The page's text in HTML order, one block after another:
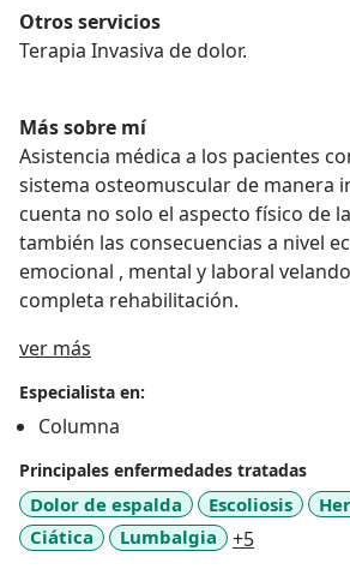
Otros servicios
Terapia Invasiva de dolor.
Más sobre mí
Asistencia médica a los pacientes
sistema osteomuscular de manera
cuenta no solo el aspecto físico de
también las consecuencias a nivel
emocional , mental y laboral
completa rehabilitación.
ver más
Especialista en:
Columna
Principales enfermedades tratadas
Dolor de espalda Escoliosis
Ciática
Lumbalgia +5